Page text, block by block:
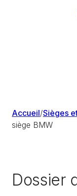
Accueil/Sièges
siège BMW
Dossier